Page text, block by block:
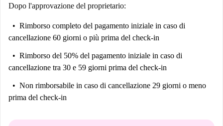
Dopo l'approvazione del proprietario:
Rimborso completo del pagamento iniziale in caso di
cancellazione 60 giorni o più prima del check-in
Rimborso del 50% del pagamento iniziale in caso di
cancellazione tra 30 e 59 giorni prima del check-in
Non rimborsabile in caso di cancellazione 29 giorni o meno
prima del check-in